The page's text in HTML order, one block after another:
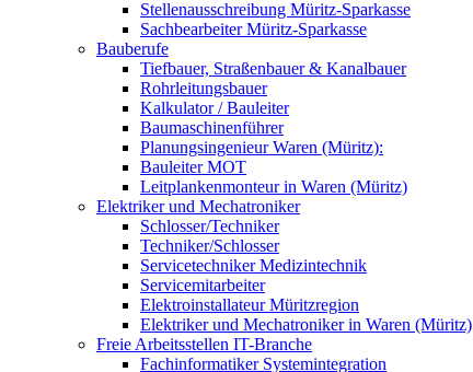
Stellenausschreibung Müritz-Sparkasse
Sachbearbeiter Müritz-Sparkasse
Bauberufe
Tiefbauer, Straßenbauer & Kanalbauer
Rohrleitungsbauer
Kalkulator / Bauleiter
Baumaschinenführer
Planungsingenieur Waren (Müritz):
Bauleiter MOT
Leitplankenmonteur in Waren (Müritz)
Elektriker und Mechatroniker
Schlosser/Techniker
Techniker/Schlosser
Servicetechniker Medizintechnik
Servicemitarbeiter
Elektroinstallateur Müritzregion
Elektriker und Mechatroniker in Waren (Müritz)
Freie Arbeitsstellen IT-Branche
Fachinformatiker Systemintegration